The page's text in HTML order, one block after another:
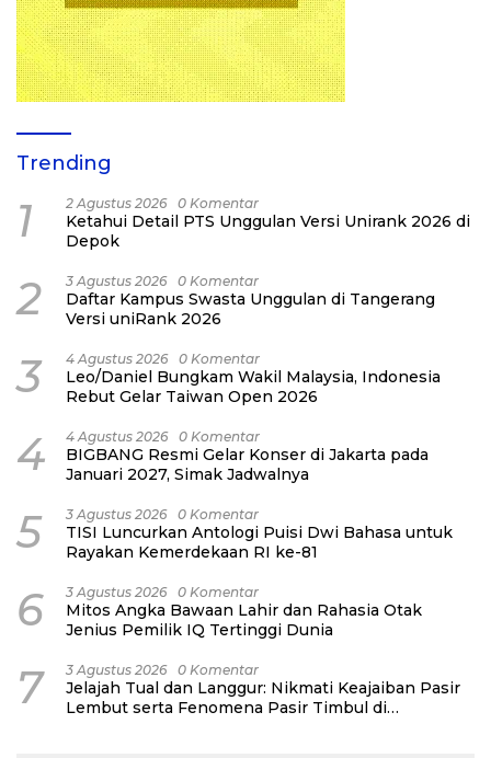
Trending
1 2 Agustus 2026 0 Komentar
Ketahui Detail PTS Unggulan Versi Unirank 2026 di
Depok
2 3 Agustus 2026 0 Komentar
Daftar Kampus Swasta Unggulan di Tangerang
Versi uniRank 2026
3 4 Agustus 2026 0 Komentar
Leo/Daniel Bungkam Wakil Malaysia, Indonesia
Rebut Gelar Taiwan Open 2026
4 4 Agustus 2026 0 Komentar
BIGBANG Resmi Gelar Konser di Jakarta pada
Januari 2027, Simak Jadwalnya
5 3 Agustus 2026 0 Komentar
TISI Luncurkan Antologi Puisi Dwi Bahasa untuk
Rayakan Kemerdekaan RI ke-81
6 3 Agustus 2026 0 Komentar
Mitos Angka Bawaan Lahir dan Rahasia Otak
Jenius Pemilik IQ Tertinggi Dunia
7 3 Agustus 2026 0 Komentar
Jelajah Tual dan Langgur: Nikmati Keajaiban Pasir
Lembut serta Fenomena Pasir Timbul di